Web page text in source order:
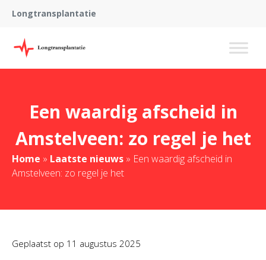
Longtransplantatie
Een waardig afscheid in
Amstelveen: zo regel je het
Home » Laatste nieuws » Een waardig afscheid in
Amstelveen: zo regel je het
Geplaatst op 11 augustus 2025